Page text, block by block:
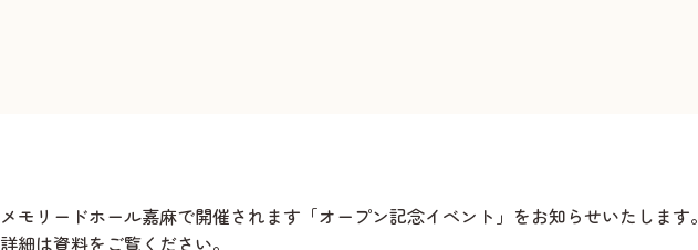
メモリードホール嘉麻で開催されます「オープン記念イベント」をお知らせいたします。
詳細は資料をご覧ください。